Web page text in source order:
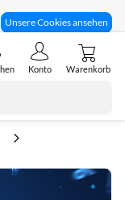
Unsere Cookies ansehen
Konto Warenkorb